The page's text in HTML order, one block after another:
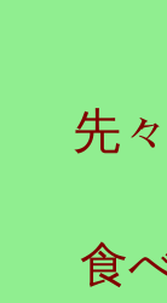
先
食